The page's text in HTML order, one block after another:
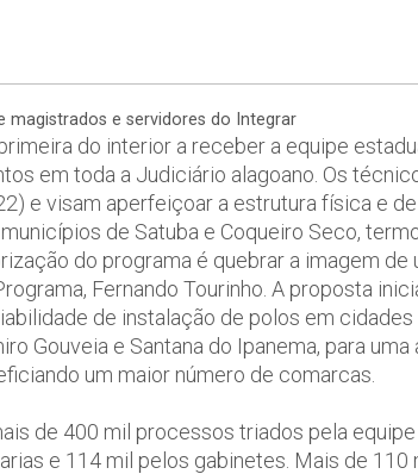
magistrados e servidores do Integrar
do interior a receber a equipe
em toda a Judiciário alagoano. Os
e visam aperfeiçoar a estrutura física e
de Satuba e Coqueiro Seco,
do programa é quebrar a imagem de
Fernando Tourinho. A proposta
de instalação de polos em
Gouveia e Santana do Ipanema, para uma
um maior número de comarcas.
de 400 mil processos triados pela
e 114 mil pelos gabinetes. Mais de 110